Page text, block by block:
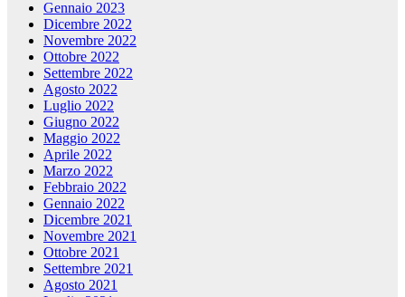
Gennaio 2023
Dicembre 2022
Novembre 2022
Ottobre 2022
Settembre 2022
Agosto 2022
Luglio 2022
Giugno 2022
Maggio 2022
Aprile 2022
Marzo 2022
Febbraio 2022
Gennaio 2022
Dicembre 2021
Novembre 2021
Ottobre 2021
Settembre 2021
Agosto 2021